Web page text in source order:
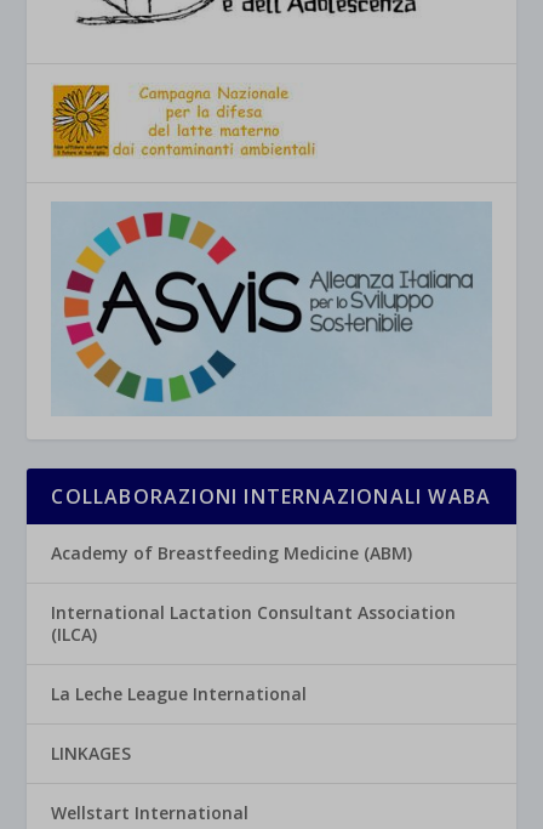
COLLABORAZIONI INTERNAZIONALI WABA
Academy of Breastfeeding Medicine (ABM)
International Lactation Consultant Association
(ILCA)
La Leche League International
LINKAGES
Wellstart International